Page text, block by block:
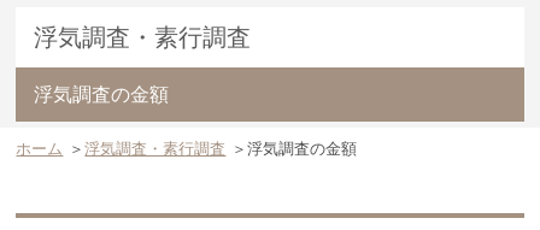
浮気調査・素行調査
浮気調査の金額
ホーム ＞浮気調査・素行調査 ＞浮気調査の金額